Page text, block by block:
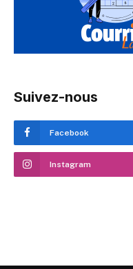
Suivez-nous
Facebook
Instagram